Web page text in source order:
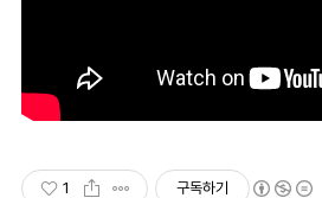
1 구독하기